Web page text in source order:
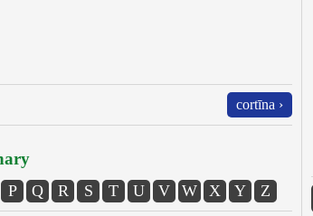
cortīna ›
P Q R S T U V W X Y Z